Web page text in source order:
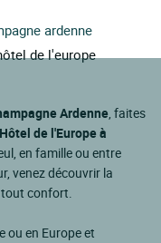
ardenne
de l'europe
Ardenne, faites
de l'Europe à
en famille ou entre
venez découvrir la
tout confort.
ou en Europe et